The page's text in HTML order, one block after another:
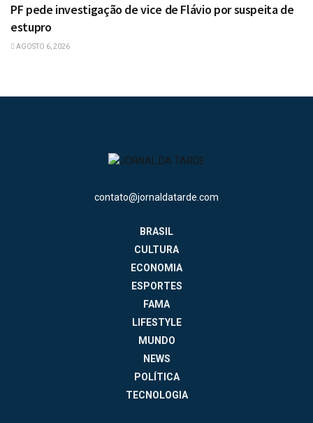
PF pede investigação de vice de Flávio por suspeita de
estupro
AGOSTO 6, 2026
contato@jornaldatarde.com
BRASIL
CULTURA
ECONOMIA
ESPORTES
FAMA
LIFESTYLE
MUNDO
NEWS
POLÍTICA
TECNOLOGIA